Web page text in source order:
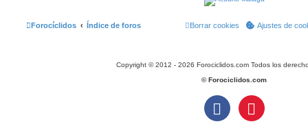
Forocíclidos Índice de foros Ajustes de
Borrar cookies
Copyright © 2012 - 2026 Forociclidos.com Todos los
© Forociclidos.com